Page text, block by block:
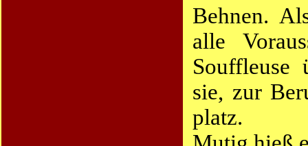
Behnen.
alle
Souffleuse
sie, zur
platz.